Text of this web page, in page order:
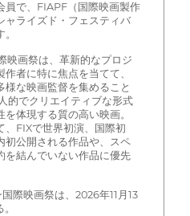
員で、FIAPF（国際映画製作
ャライズド・フェスティバ
映画祭は、革新的なプロジ
者に特に焦点を当てて、
な映画監督を集めること
的でクリエイティブな形式
体現する質の高い映画。
、FIXで世界初演、国際初
初公開される作品や、スペ
を結んでいない作品に優先
際映画祭は、2026年11月13